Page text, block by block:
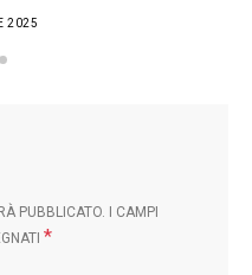
2025
PUBBLICATO.
I CAMPI
*